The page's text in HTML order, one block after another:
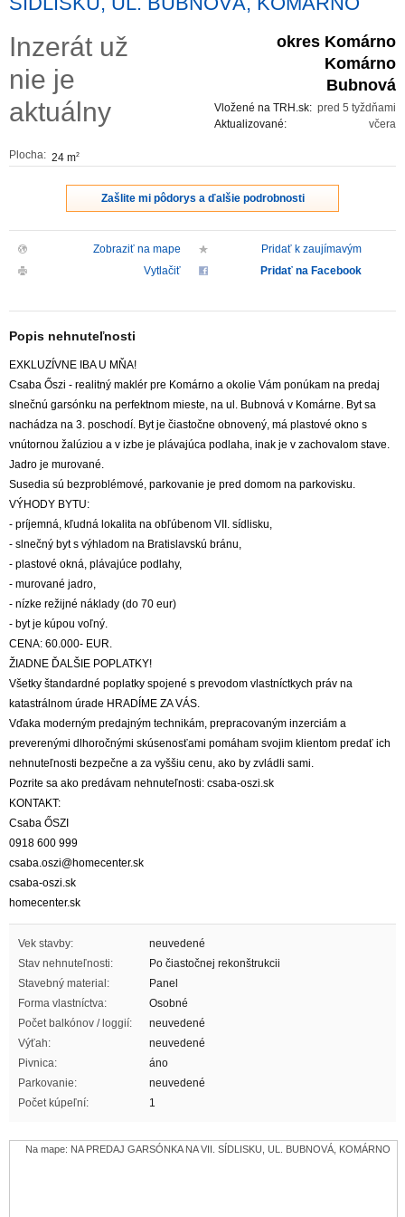
REKLAMA
PARTNERI
OBCHODNÉ PODMIENKY
PRIPOMIENKY
Inzerát už
nie je
aktuálny
Plocha: 24 m2
okres Komárno
Komárno
Bubnová
pred 5 tyždňami
Vložené na TRH.sk:
včera
Aktualizované:
Zašlite mi pôdorys a ďalšie podrobnosti
Zobraziť na mape
Pridať k zaujímavým
Vytlačiť
Pridať na Facebook
Popis nehnuteľnosti
EXKLUZÍVNE IBA U MŇA!
Csaba Őszi - realitný maklér pre Komárno a okolie Vám ponúkam na predaj
slnečnú garsónku na perfektnom mieste, na ul. Bubnová v Komárne. Byt sa
nachádza na 3. poschodí. Byt je čiastočne obnovený, má plastové okno s
vnútornou žalúziou a v izbe je plávajúca podlaha, inak je v zachovalom stave.
Jadro je murované.
Susedia sú bezproblémové, parkovanie je pred domom na parkovisku.
VÝHODY BYTU:
- príjemná, kľudná lokalita na obľúbenom VII. sídlisku,
- slnečný byt s výhladom na Bratislavskú bránu,
- plastové okná, plávajúce podlahy,
- murované jadro,
- nízke režijné náklady (do 70 eur)
- byt je kúpou voľný.
CENA: 60.000- EUR.
ŽIADNE ĎALŠIE POPLATKY!
Všetky štandardné poplatky spojené s prevodom vlastníctkych práv na
katastrálnom úrade HRADÍME ZA VÁS.
Vďaka moderným predajným technikám, prepracovaným inzerciám a
preverenými dlhoročnými skúsenosťami pomáham svojim klientom predať ich
nehnuteľnosti bezpečne a za vyššiu cenu, ako by zvládli sami.
Pozrite sa ako predávam nehnuteľnosti: csaba-oszi.sk
KONTAKT:
Csaba ŐSZI
0918 600 999
csaba.oszi@homecenter.sk
csaba-oszi.sk
homecenter.sk
Vek stavby:
neuvedené
Stav nehnuteľnosti:
Po čiastočnej rekonštrukcii
Stavebný material:
Panel
Forma vlastníctva:
Osobné
Počet balkónov / loggií:
neuvedené
Výťah:
neuvedené
Pivnica:
áno
Parkovanie:
neuvedené
Počet kúpeľní:
1
Na mape: NA PREDAJ GARSÓNKA NA VII. SÍDLISKU, UL. BUBNOVÁ, KOMÁRNO